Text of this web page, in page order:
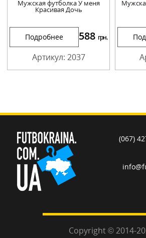
Мужская футболка У меня
Красивая Дочь
Подробнее 588 грн.
Артикул: 2037
(067)
Copyright © 2014-